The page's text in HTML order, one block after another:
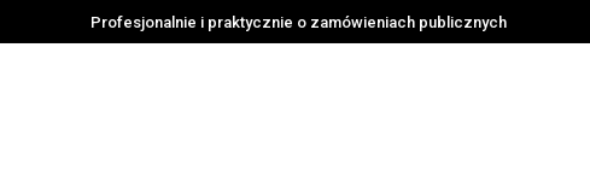
Profesjonalnie i praktycznie o zamówieniach publicznych